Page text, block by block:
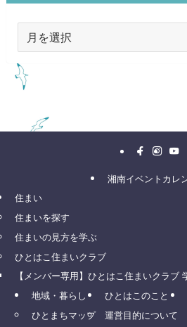
カ
イ
湘南イベントカレ
住まい
住まいを探す
住まいの見方を学ぶ
ひとはこ住まいクラブ
【メンバー専用】ひとはこ住まいクラブ
地域・暮らし
ひとまちマップ
ひとはこのこと
運営目的について